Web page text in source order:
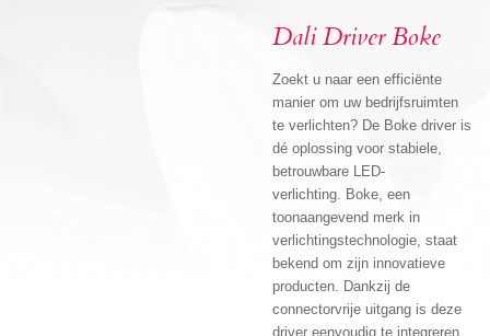
Dali Driver Boke
Zoekt u naar een efficiënte
manier om uw bedrijfsruimten
te verlichten? De Boke driver is
dé oplossing voor stabiele,
betrouwbare LED-
verlichting. Boke, een
toonaangevend merk in
verlichtingstechnologie, staat
bekend om zijn innovatieve
producten. Dankzij de
connectorvrije uitgang is deze
driver eenvoudig te integreren